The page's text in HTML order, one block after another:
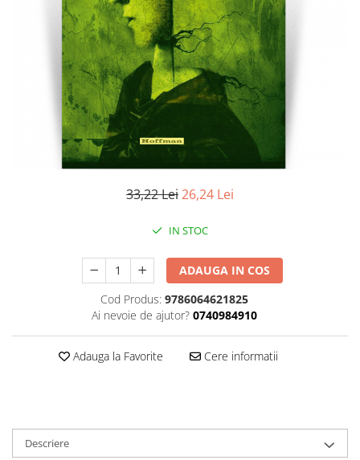
Literatura
Contemporana
Universala
Universala
Non-fictiune
Publicistica / Reportaje / Interviuri
Sociologie si filozofie
33,22 Lei26,24 Lei
IN STOC
ADAUGA IN COS
Cod Produs: 9786064621825
Ai nevoie de ajutor? 0740984910
Adauga la Favorite Cere informatii
Descriere